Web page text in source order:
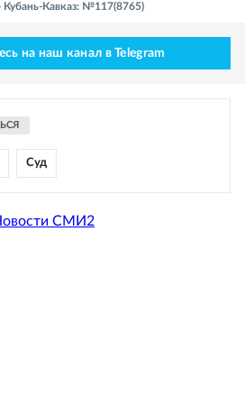
Кубань-Кавказ: №117(8765)
на наш канал в Telegram
Суд
СМИ2